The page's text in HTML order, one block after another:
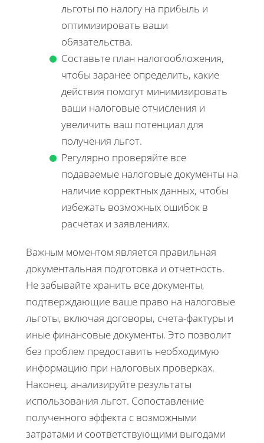
льготы по налогу на прибыль и
оптимизировать ваши
обязательства.
Составьте план налогообложения,
чтобы заранее определить, какие
действия помогут минимизировать
ваши налоговые отчисления и
увеличить ваш потенциал для
получения льгот.
Регулярно проверяйте все
подаваемые налоговые документы на
наличие корректных данных, чтобы
избежать возможных ошибок в
расчётах и заявлениях.
Важным моментом является правильная
документальная подготовка и отчетность.
Не забывайте хранить все документы,
подтверждающие ваше право на налоговые
льготы, включая договоры, счета-фактуры и
иные финансовые документы. Это позволит
без проблем предоставить необходимую
информацию при налоговых проверках.
Наконец, анализируйте результаты
использования льгот. Сопоставление
полученного эффекта с возможными
затратами и соответствующими выгодами